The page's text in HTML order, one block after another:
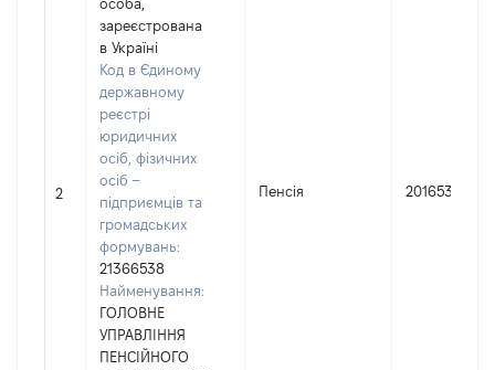
2
особа,
зареєстрована
в Україні
Код в Єдиному
державному
реєстрі
юридичних
осіб, фізичних
осіб –
підприємців та
громадських
формувань:
21366538
Найменування:
ГОЛОВНЕ
УПРАВЛІННЯ
ПЕНСІЙНОГО
Пенсія 201653